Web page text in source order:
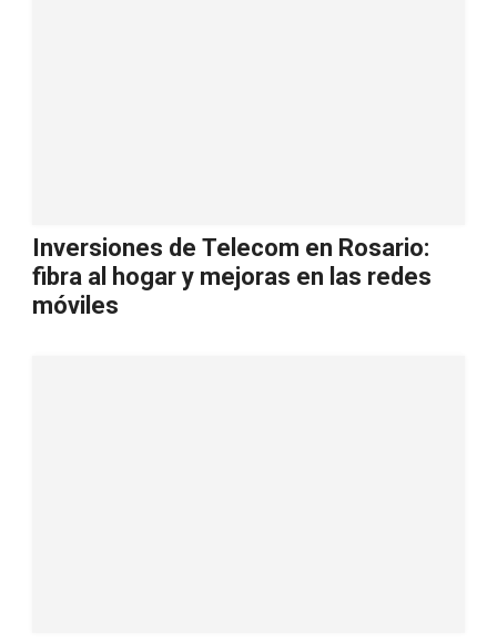
Inversiones de Telecom en Rosario:
fibra al hogar y mejoras en las redes
móviles